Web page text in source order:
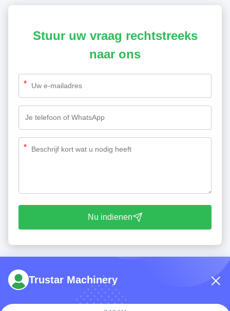
Stuur uw vraag rechtstreeks
naar ons
*
*
Nu indienen
Trustar Machinery